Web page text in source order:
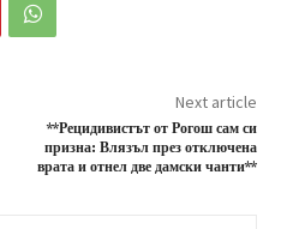
Next article
**Рецидивистът от Рогош сам си
призна: Влязъл през отключена
врата и отнел две дамски чанти**